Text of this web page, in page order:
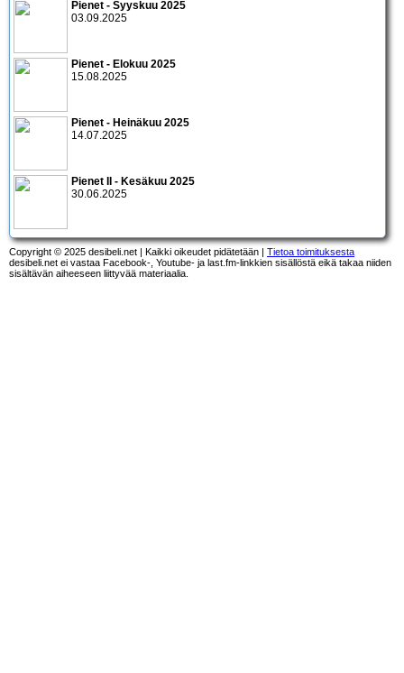
Pienet - Syyskuu 2025
03.09.2025
Pienet - Elokuu 2025
15.08.2025
Pienet - Heinäkuu 2025
14.07.2025
Pienet II - Kesäkuu 2025
30.06.2025
Copyright © 2025 desibeli.net | Kaikki oikeudet pidätetään | Tietoa toimituksesta
desibeli.net ei vastaa Facebook-, Youtube- ja last.fm-linkkien sisällöstä eikä takaa niiden
sisältävän aiheeseen liittyvää materiaalia.